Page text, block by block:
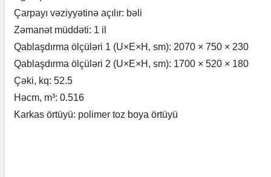
Çarpayı vəziyyətinə açılır: bəli
Zəmanət müddəti: 1 il
Qablaşdırma ölçüləri 1 (U×E×H, sm): 2070 × 750 × 230
Qablaşdırma ölçüləri 2 (U×E×H, sm): 1700 × 520 × 180
Çəki, kq: 52.5
Həcm, m³: 0.516
Karkas örtüyü: polimer toz boya örtüyü